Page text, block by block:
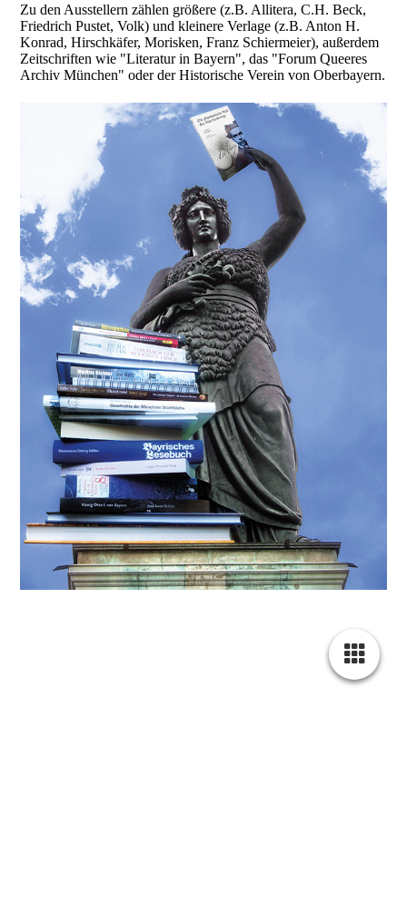
Zu den Ausstellern zählen größere (z.B. Allitera, C.H. Beck,
Friedrich Pustet, Volk) und kleinere Verlage (z.B. Anton H.
Konrad, Hirschkäfer, Morisken, Franz Schiermeier), außerdem
Zeitschriften wie "Literatur in Bayern", das "Forum Queeres
Archiv München" oder der Historische Verein von Oberbayern.